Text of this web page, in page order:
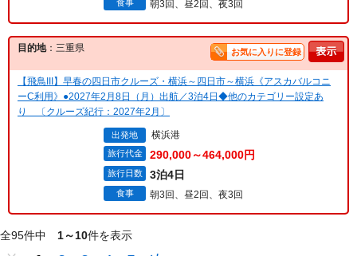
食事 朝3回、昼2回、夜3回
目的地：三重県 お気に入りに登録
【飛鳥III】早春の四日市クルーズ・横浜～四日市～横浜《アスカバルコニ
ーC利用》●2027年2月8日（月）出航／3泊4日◆他のカテゴリー設定あ
り 〔クルーズ紀行：2027年2月〕
出発地 横浜港
旅行代金 290,000～464,000円
旅行日数 3泊4日
食事 朝3回、昼2回、夜3回
全95件中 1～10件を表示